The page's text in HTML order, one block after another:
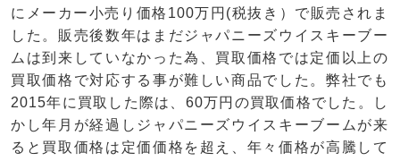
にメーカー小売り価格100万円(税抜き）で販売されま
した。販売後数年はまだジャパニーズウイスキーブー
ムは到来していなかった為、買取価格では定価以上の
買取価格で対応する事が難しい商品でした。弊社でも
2015年に買取した際は、60万円の買取価格でした。し
かし年月が経過しジャパニーズウイスキーブームが来
ると買取価格は定価価格を超え、年々価格が高騰して